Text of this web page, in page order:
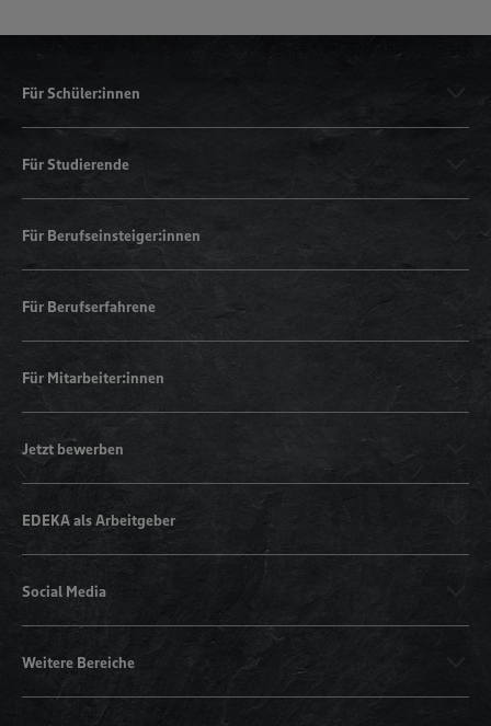
Für Schüler:innen
Für Studierende
Für Berufseinsteiger:innen
Für Berufserfahrene
Für Mitarbeiter:innen
Jetzt bewerben
EDEKA als Arbeitgeber
Social Media
Weitere Bereiche